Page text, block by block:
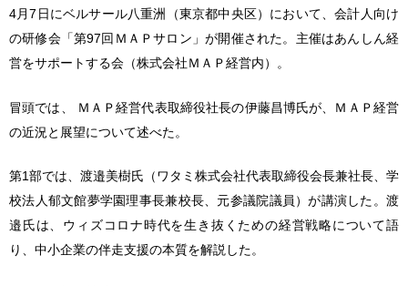
4月7日にベルサール八重洲（東京都中央区）において、会計人向け
の研修会「第97回ＭＡＰサロン」が開催された。主催はあんしん経
営をサポートする会（株式会社ＭＡＰ経営内）。
冒頭では、 ＭＡＰ経営代表取締役社長の伊藤昌博氏が、ＭＡＰ経営
の近況と展望について述べた。
第1部では、渡邉美樹氏（ワタミ株式会社代表取締役会長兼社長、学
校法人郁文館夢学園理事長兼校長、元参議院議員）が講演した。渡
邉氏は、ウィズコロナ時代を生き抜くための経営戦略について語
り、中小企業の伴走支援の本質を解説した。